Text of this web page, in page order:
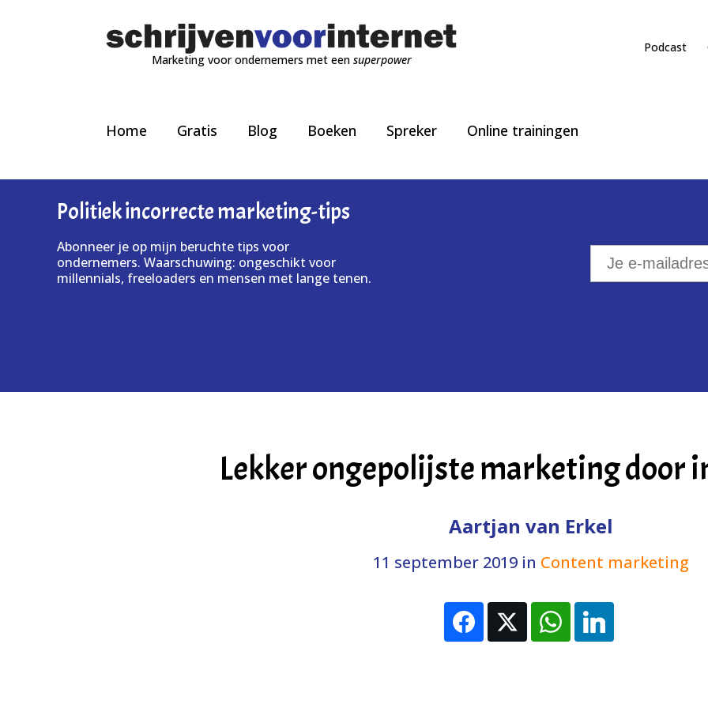
Marketing voor ondernemers met eensuperpower
Podcast
Home Gratis Blog Boeken Spreker Online trainingen
Politiek incorrecte marketing-tips
Abonneer je op mijn beruchte tips voor
ondernemers. Waarschuwing: ongeschikt voor
millennials, freeloaders en mensen met lange tenen.
Lekker ongepolijste marketing door
Aartjan van Erkel
11 september 2019 in Content marketing